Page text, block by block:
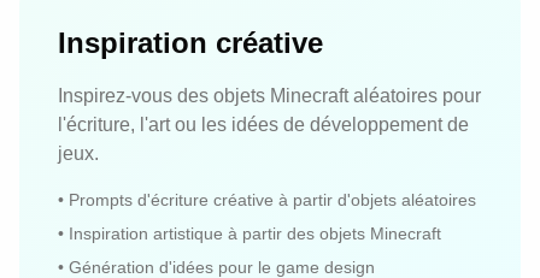
Inspiration créative
Inspirez-vous des objets Minecraft aléatoires pour
l'écriture, l'art ou les idées de développement de
jeux.
• Prompts d'écriture créative à partir d'objets aléatoires
• Inspiration artistique à partir des objets Minecraft
• Génération d'idées pour le game design